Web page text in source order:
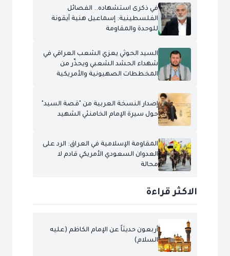
في ذكرى استشهاده.. الفصائل
الفلسطينية: إسماعيل هنية أيقونة
للوحدة والمقاومة
السيد الحوثي يعزي الشعب العراقي في
شهداء الحشد الشعبي ويحذّر من
المخططات الصهيونية والأمريكية
إصدار النسخة العربية من "قصة السيد"
حول سيرة الإمام الخامنئي الشهيد
المقاومة الإسلامية في العراق: الرد على
العدوان السعودي الأمريكي قادم لا
محالة
الاكثر قراءة
أربعون حديثاً عن الإمام الكاظم (عليه
السلام)